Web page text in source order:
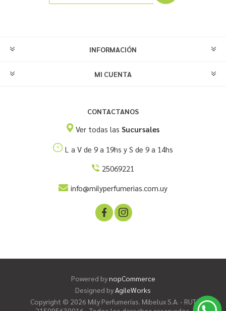
INFORMACIÓN
MI CUENTA
CONTACTANOS
Ver todas las Sucursales
L a V de 9 a 19hs y S de 9 a 14hs
25069221
info@milyperfumerias.com.uy
Powered bynopCommerce
Designed byAgileWorks
Copyright © 2026 Mily Perfumerías. Mibelux S.A. - RUT